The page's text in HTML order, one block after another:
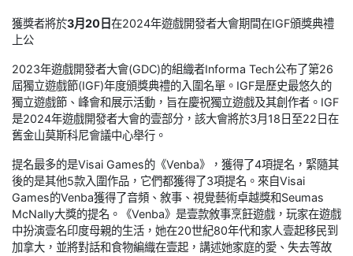
獲獎者將於3月20日在2024年遊戲開發者大會期間在IGF頒獎典禮
上公
2023年遊戲開發者大會(GDC)的組織者Informa Tech公布了第26
屆獨立遊戲節(IGF)年度頒獎典禮的入圍名單。IGF是歷史最悠久的
獨立遊戲節、峰會和展示活動，旨在慶祝獨立遊戲及其創作者。IGF
是2024年遊戲開發者大會的壹部分，該大會將於3月18日至22日在
舊金山莫斯科尼會議中心舉行。
提名最多的是Visai Games的《Venba》，獲得了4項提名，緊隨其
後的是其他5款入圍作品，它們都獲得了3項提名。來自Visai
Games的Venba獲得了音頻、敘事、視覺藝術卓越獎和Seumas
McNally大獎的提名。《Venba》是壹款敘事烹飪遊戲，玩家在遊戲
中扮演壹名印度母親的生活，她在20世紀80年代和家人壹起移民到
加拿大，並將對話和食物編織在壹起，講述她家庭的愛、失去等故